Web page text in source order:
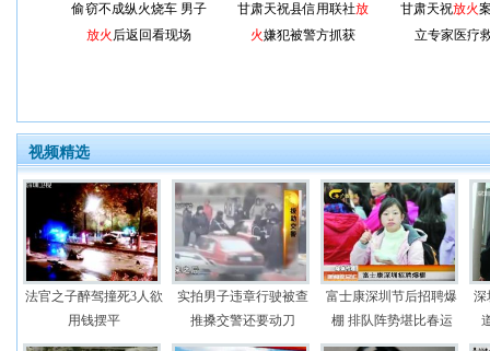
偷窃不成纵火烧车 男子
放火 后返回看现场
甘肃天祝县信用联社放
火嫌犯被警方抓获
甘肃天祝放火
立专家医疗
视频精选
法官之子醉驾撞死3人欲
用钱摆平
实拍男子违章行驶被查
推搡交警还要动刀
富士康深圳节后招聘爆
棚 排队阵势堪比春运
深